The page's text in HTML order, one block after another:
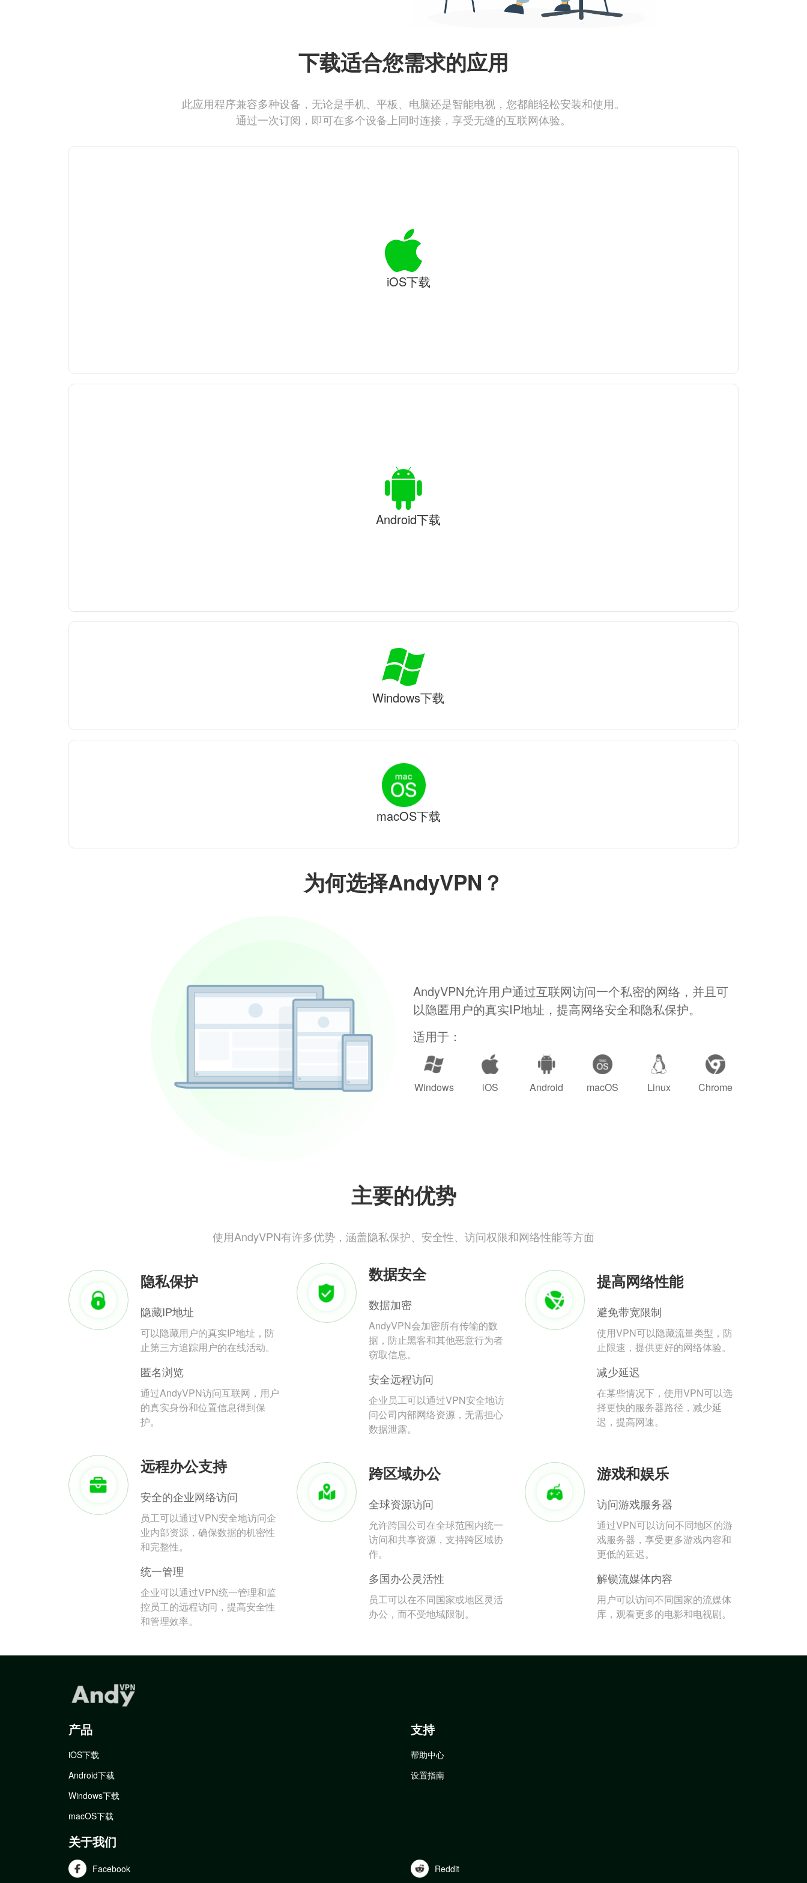
为何选择AndyVPN？
AndyVPN允许用户通过互联网访问一个私密的网络，并且可
以隐匿用户的真实IP地址，提高网络安全和隐私保护。
适用于：
Windows iOS Android macOS Linux Chrome
主要的优势
使用AndyVPN有许多优势，涵盖隐私保护、安全性、访问权限和网络性能等方面
隐私保护
隐藏IP地址
可以隐藏用户的真实IP地址，防
止第三方追踪用户的在线活动。
匿名浏览
通过AndyVPN访问互联网，用户
的真实身份和位置信息得到保
护。
数据安全
数据加密
AndyVPN会加密所有传输的数
据，防止黑客和其他恶意行为者
窃取信息。
安全远程访问
企业员工可以通过VPN安全地访
问公司内部网络资源，无需担心
数据泄露。
提高网络性能
避免带宽限制
使用VPN可以隐藏流量类型，防
止限速，提供更好的网络体验。
减少延迟
在某些情况下，使用VPN可以选
择更快的服务器路径，减少延
迟，提高网速。
远程办公支持
安全的企业网络访问
员工可以通过VPN安全地访问企
业内部资源，确保数据的机密性
和完整性。
统一管理
企业可以通过VPN统一管理和监
控员工的远程访问，提高安全性
和管理效率。
跨区域办公
全球资源访问
允许跨国公司在全球范围内统一
访问和共享资源，支持跨区域协
作。
多国办公灵活性
员工可以在不同国家或地区灵活
办公，而不受地域限制。
游戏和娱乐
访问游戏服务器
通过VPN可以访问不同地区的游
戏服务器，享受更多游戏内容和
更低的延迟。
解锁流媒体内容
用户可以访问不同国家的流媒体
库，观看更多的电影和电视剧。
下载适合您需求的应用
此应用程序兼容多种设备，无论是手机、平板、电脑还是智能电视，您都能轻松安装和使用。
通过一次订阅，即可在多个设备上同时连接，享受无缝的互联网体验。
iOS下载
Android下载
Windows下载
macOS下载
产品
iOS下载
Android下载
Windows下载
macOS下载
支持
帮助中心
设置指南
关于我们
Facebook Reddit